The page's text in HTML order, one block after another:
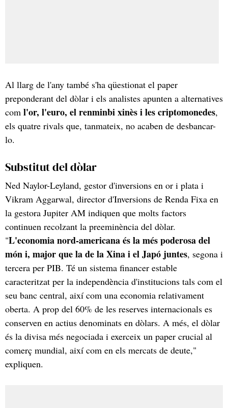
Al llarg de l'any també s'ha qüestionat el paper
preponderant del dòlar i els analistes apunten a alternatives
com l'or, l'euro, el renminbi xinès i les criptomonedes,
els quatre rivals que, tanmateix, no acaben de desbancar-
lo.
Substitut del dòlar
Ned Naylor-Leyland, gestor d'inversions en or i plata i
Vikram Aggarwal, director d'Inversions de Renda Fixa en
la gestora Jupiter AM indiquen que molts factors
continuen recolzant la preeminència del dòlar.
"L'economia nord-americana és la més poderosa del
món i, major que la de la Xina i el Japó juntes, segona i
tercera per PIB. Té un sistema financer estable
caracteritzat per la independència d'institucions tals com el
seu banc central, així com una economia relativament
oberta. A prop del 60% de les reserves internacionals es
conserven en actius denominats en dòlars. A més, el dòlar
és la divisa més negociada i exerceix un paper crucial al
comerç mundial, així com en els mercats de deute,"
expliquen.